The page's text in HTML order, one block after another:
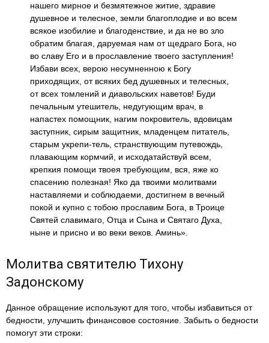
нашего мирное и безмятежное житие, здравие
душевное и телесное, земли благоплодие и во всем
всякое изобилие и благоденствие, и да не во зло
обратим благая, даруемая нам от щедраго Бога, но
во славу Его и в прославление твоего заступления!
Избави всех, верою несумненною к Богу
приходящих, от всяких бед душевных и телесных,
от всех томлений и диавольских наветов! Буди
печальным утешитель, недугующим врач, в
напастех помощник, нагим покровитель, вдовицам
заступник, сирым защитник, младенцем питатель,
старым укрепи-тель, странствующим путевождь,
плавающим кормчий, и исходатайствуй всем,
крепкия помощи твоея требующим, вся, яже ко
спасению полезная! Яко да твоими молитвами
наставляеми и соблюдаеми, достигнем в вечный
покой и купно с тобою прославим Бога, в Троице
Святей славимаго, Отца и Сына и Святаго Духа,
ныне и присно и во веки веков. Аминь».
Молитва святителю Тихону
Задонскому
Данное обращение используют для того, чтобы избавиться от
бедности, улучшить финансовое состояние. Забыть о бедности
помогут эти строки: